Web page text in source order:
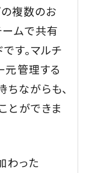
複数のお
ムで共有
す。マルチ
元管理する
ちながらも、
とができま
わった